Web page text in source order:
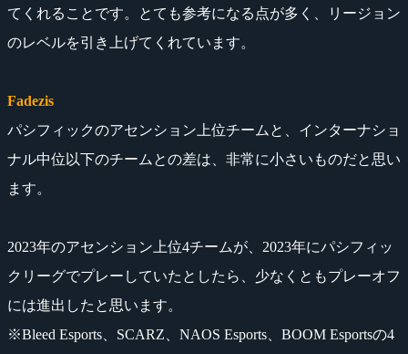
てくれることです。とても参考になる点が多く、リージョン
のレベルを引き上げてくれています。
Fadezis
パシフィックのアセンション上位チームと、インターナショ
ナル中位以下のチームとの差は、非常に小さいものだと思い
ます。
2023年のアセンション上位4チームが、2023年にパシフィッ
クリーグでプレーしていたとしたら、少なくともプレーオフ
には進出したと思います。
※Bleed Esports、SCARZ、NAOS Esports、BOOM Esportsの4